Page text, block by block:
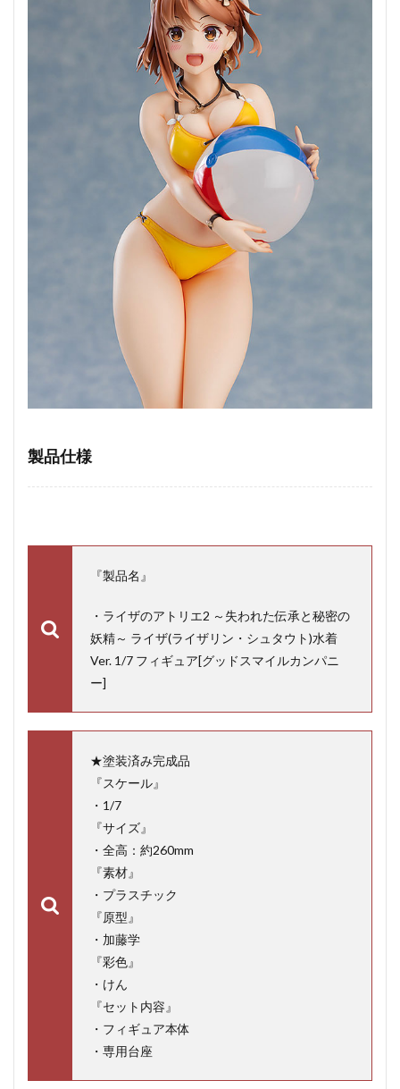
製品仕様
『製品名』
・ライザのアトリエ2 ～失われた伝承と秘密の
妖精～ ライザ(ライザリン・シュタウト)水着
Ver. 1/7 フィギュア[グッドスマイルカンパニ
ー]
★塗装済み完成品
『スケール』
・1/7
『サイズ』
・全高：約260mm
『素材』
・プラスチック
『原型』
・加藤学
『彩色』
・けん
『セット内容』
・フィギュア本体
・専用台座